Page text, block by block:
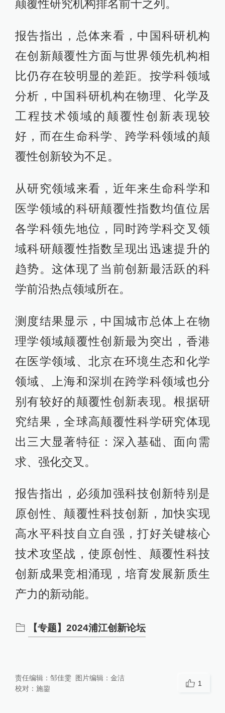
颠覆性研究机构排名前十之列。
报告指出，总体来看，中国科研机构
在创新颠覆性方面与世界领先机构相
比仍存在较明显的差距。按学科领域
分析，中国科研机构在物理、化学及
工程技术领域的颠覆性创新表现较
好，而在生命科学、跨学科领域的颠
覆性创新较为不足。
从研究领域来看，近年来生命科学和
医学领域的科研颠覆性指数均值位居
各学科领先地位，同时跨学科交叉领
域科研颠覆性指数呈现出迅速提升的
趋势。这体现了当前创新最活跃的科
学前沿热点领域所在。
测度结果显示，中国城市总体上在物
理学领域颠覆性创新最为突出，香港
在医学领域、北京在环境生态和化学
领域、上海和深圳在跨学科领域也分
别有较好的颠覆性创新表现。根据研
究结果，全球高颠覆性科学研究体现
出三大显著特征：深入基础、面向需
求、强化交叉。
报告指出，必须加强科技创新特别是
原创性、颠覆性科技创新，加快实现
高水平科技自立自强，打好关键核心
技术攻坚战，使原创性、颠覆性科技
创新成果竞相涌现，培育发展新质生
产力的新动能。
【专题】2024浦江创新论坛
责任编辑： 邹佳雯 图片编辑： 金洁
校对： 施鋆
1